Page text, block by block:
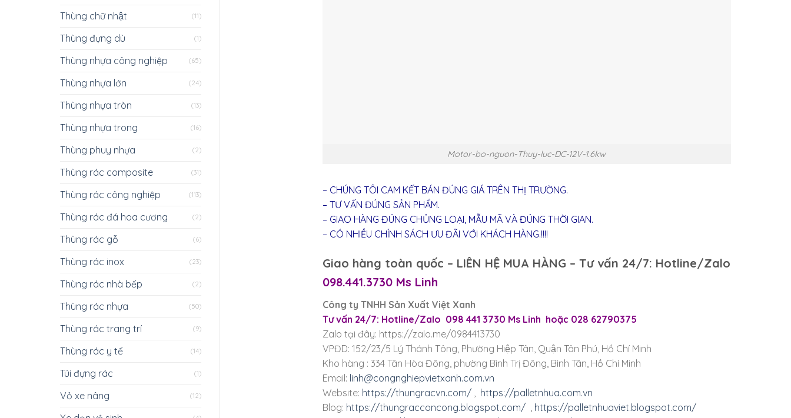
Thùng chữ nhật (11)
Thùng đựng dù (1)
Thùng nhựa công nghiệp (65)
Thùng nhựa lớn (24)
Thùng nhựa tròn (13)
Thùng nhựa trong (16)
Thùng phuy nhựa (2)
Thùng rác composite (31)
Thùng rác công nghiệp (113)
Thùng rác đá hoa cương (2)
Thùng rác gỗ (6)
Thùng rác inox (23)
Thùng rác nhà bếp (2)
Thùng rác nhựa (50)
Thùng rác trang trí (9)
Thùng rác y tế (14)
Túi đựng rác (1)
Vỏ xe nâng (12)
Motor-bo-nguon-Thuy-luc-DC-12V-1.6kw
– CHÚNG TÔI CAM KẾT BÁN ĐÚNG GIÁ TRÊN THỊ TRƯỜNG.
– TƯ VẤN ĐÚNG SẢN PHẨM.
– GIAO HÀNG ĐÚNG CHỦNG LOẠI, MẪU MÃ VÀ ĐÚNG THỜI GIAN.
– CÓ NHIỀU CHÍNH SÁCH ƯU ĐÃI VỚI KHÁCH HÀNG.!!!!
Giao hàng toàn quốc – LIÊN HỆ MUA HÀNG – Tư vấn 24/7: Hotline/Zalo
098.441.3730 Ms Linh
Công ty TNHH Sản Xuất Việt Xanh
Tư vấn 24/7: Hotline/Zalo 098 441 3730 Ms Linh hoặc 028 62790375
Zalo tại đây: https://zalo.me/0984413730
VPĐD: 152/23/5 Lý Thánh Tông, Phường Hiệp Tân, Quận Tân Phú, Hồ Chí Minh
Kho hàng : 334 Tân Hòa Đông, phường Bình Trị Đông, Bình Tân, Hồ Chí Minh
Email: linh@congnghiepvietxanh.com.vn
Website: https://thungracvn.com/, https://palletnhua.com.vn
Blog: https://thungracconcong.blogspot.com/, https://palletnhuaviet.blogspot.com/